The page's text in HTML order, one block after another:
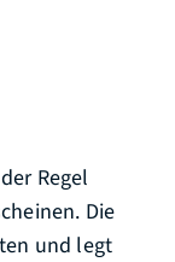
Regel
Die
und legt